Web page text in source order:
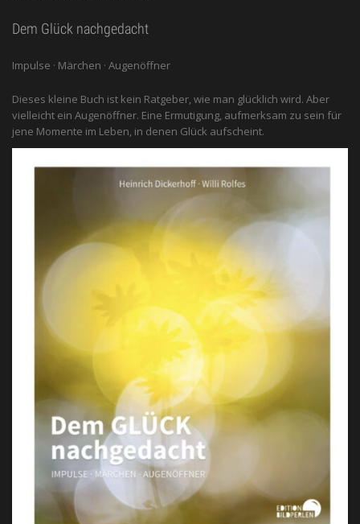
Dem Glück nachgedacht
Impulse · Märchen · Augenöffner
Dieses kleine Buch ist kein Ratgeber, wie man glücklich wird. Aber
vielleicht ein Augenöffner. Eine Ermutigung, aufmerksam zu sein für
jene Momente im Leben, in denen Glück aufscheint.